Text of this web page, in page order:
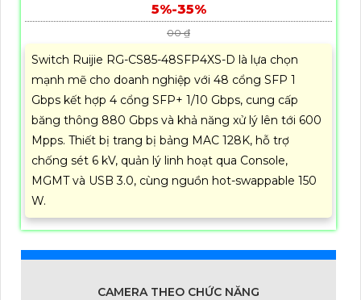
5%-35%
00 ₫
Switch Ruijie RG-CS85-48SFP4XS-D là lựa chọn
mạnh mẽ cho doanh nghiệp với 48 cổng SFP 1
Gbps kết hợp 4 cổng SFP+ 1/10 Gbps, cung cấp
băng thông 880 Gbps và khả năng xử lý lên tới 600
Mpps. Thiết bị trang bị bảng MAC 128K, hỗ trợ
chống sét 6 kV, quản lý linh hoạt qua Console,
MGMT và USB 3.0, cùng nguồn hot-swappable 150
W.
CAMERA THEO CHỨC NĂNG